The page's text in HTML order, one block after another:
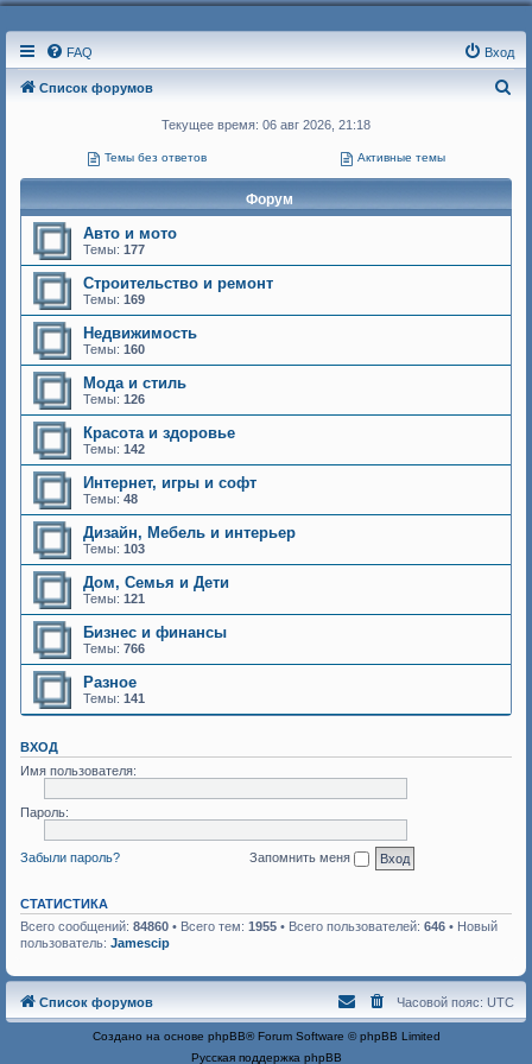
FAQ Вход
Список форумов
Текущее время: 06 авг 2026, 21:18
Темы без ответов Активные темы
Форум
Авто и мото
Темы: 177
Строительство и ремонт
Темы: 169
Недвижимость
Темы: 160
Мода и стиль
Темы: 126
Красота и здоровье
Темы: 142
Интернет, игры и софт
Темы: 48
Дизайн, Мебель и интерьер
Темы: 103
Дом, Семья и Дети
Темы: 121
Бизнес и финансы
Темы: 766
Разное
Темы: 141
ВХОД
Имя пользователя:
Пароль:
Забыли пароль? Запомнить меня
СТАТИСТИКА
Всего сообщений: 84860 • Всего тем: 1955 • Всего пользователей: 646 • Новый
пользователь: Jamescip
Список форумов Часовой пояс: UTC
Создано на основе phpBB® Forum Software © phpBB Limited
Русская поддержка phpBB